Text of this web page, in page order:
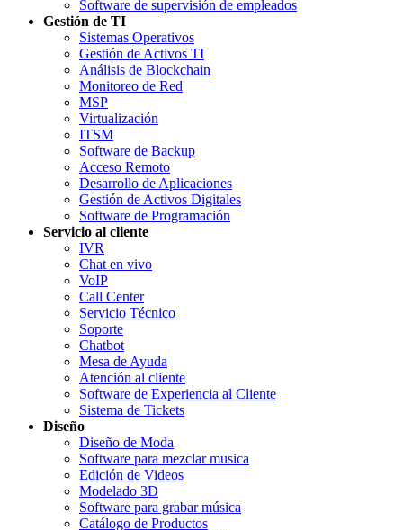
Software de supervisión de empleados
Gestión de TI
Sistemas Operativos
Gestión de Activos TI
Análisis de Blockchain
Monitoreo de Red
MSP
Virtualización
ITSM
Software de Backup
Acceso Remoto
Desarrollo de Aplicaciones
Gestión de Activos Digitales
Software de Programación
Servicio al cliente
IVR
Chat en vivo
VoIP
Call Center
Servicio Técnico
Soporte
Chatbot
Mesa de Ayuda
Atención al cliente
Software de Experiencia al Cliente
Sistema de Tickets
Diseño
Diseño de Moda
Software para mezclar musica
Edición de Videos
Modelado 3D
Software para grabar música
Catálogo de Productos